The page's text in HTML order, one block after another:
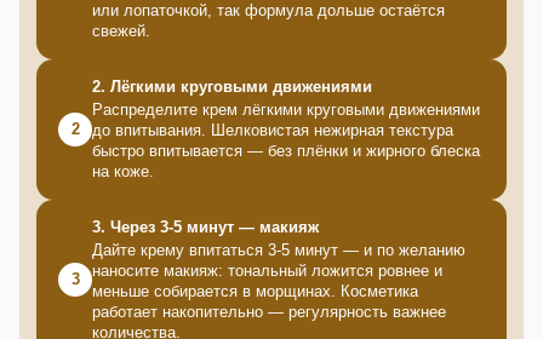
или лопаточкой, так формула дольше остаётся
свежей.
2
2. Лёгкими круговыми движениями
Распределите крем лёгкими круговыми движениями
до впитывания. Шелковистая нежирная текстура
быстро впитывается — без плёнки и жирного блеска
на коже.
3
3. Через 3-5 минут — макияж
Дайте крему впитаться 3-5 минут — и по желанию
наносите макияж: тональный ложится ровнее и
меньше собирается в морщинах. Косметика
работает накопительно — регулярность важнее
количества.